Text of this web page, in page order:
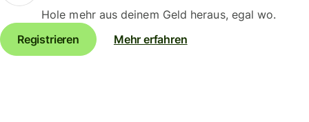
Hole mehr aus deinem Geld heraus, egal wo.
Registrieren
Mehr erfahren